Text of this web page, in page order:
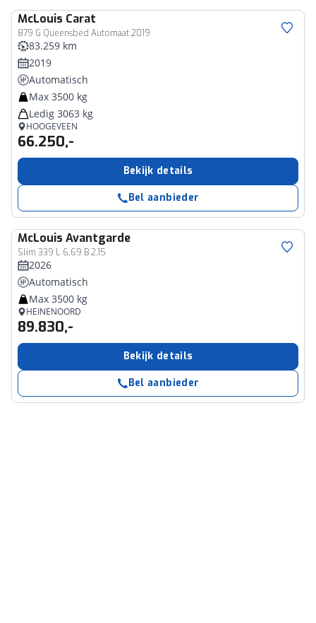
McLouis Carat
879 G Queensbed Automaat 2019
83.259 km
2019
Automatisch
Max 3500 kg
Ledig 3063 kg
HOOGEVEEN
66.250,-
Bekijk details
Bel aanbieder
McLouis Avantgarde
Slim 339 L 6,69 B 2,15
2026
Automatisch
Max 3500 kg
HEINENOORD
89.830,-
Bekijk details
Bel aanbieder